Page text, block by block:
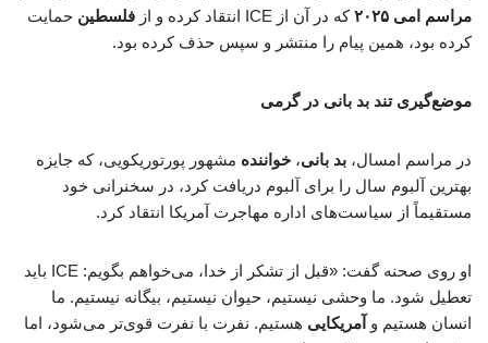
مراسم امی ۲۰۲۵
که در آن از ICE انتقاد کرده و از فلسطین حمایت
کرده بود، همین پیام را منتشر و سپس حذف کرده بود.
موضع‌گیری تند بد بانی در گرمی
در مراسم امسال، بد بانی، خواننده مشهور پورتوریکویی، که جایزه
بهترین آلبوم سال را برای آلبوم دریافت کرد، در سخنرانی خود
مستقیماً از سیاست‌های اداره مهاجرت آمریکا انتقاد کرد.
او روی صحنه گفت: «قبل از تشکر از خدا، می‌خواهم بگویم: ICE باید
تعطیل شود. ما وحشی نیستیم، حیوان نیستیم، بیگانه نیستیم. ما
انسان هستیم و آمریکایی هستیم. نفرت با نفرت قوی‌تر می‌شود، اما